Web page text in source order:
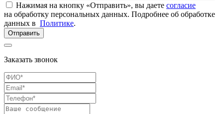
Нажимая на кнопку «Отправить», вы даете согласие
на обработку персональных данных. Подробнее об обработке
данных в Политике.
Отправить
Заказать звонок